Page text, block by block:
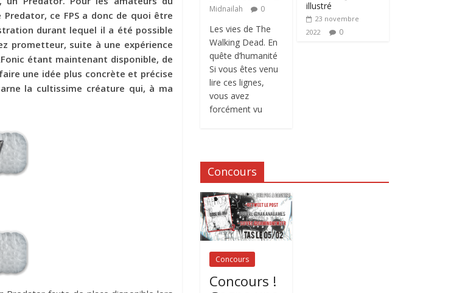
ce FPS a donc de quoi être
durant lequel il a été possible
prometteur, suite à une expérience
étant maintenant disponible, de
une idée plus concrète et précise
la cultissime créature qui, à ma
Midnailah
0
Les vies de The
Walking Dead. En
quête d’humanité
Si vous êtes venu
lire ces lignes,
vous avez
forcément vu
illustré
23 novembre
2022
0
Concours
Concours
Concours !